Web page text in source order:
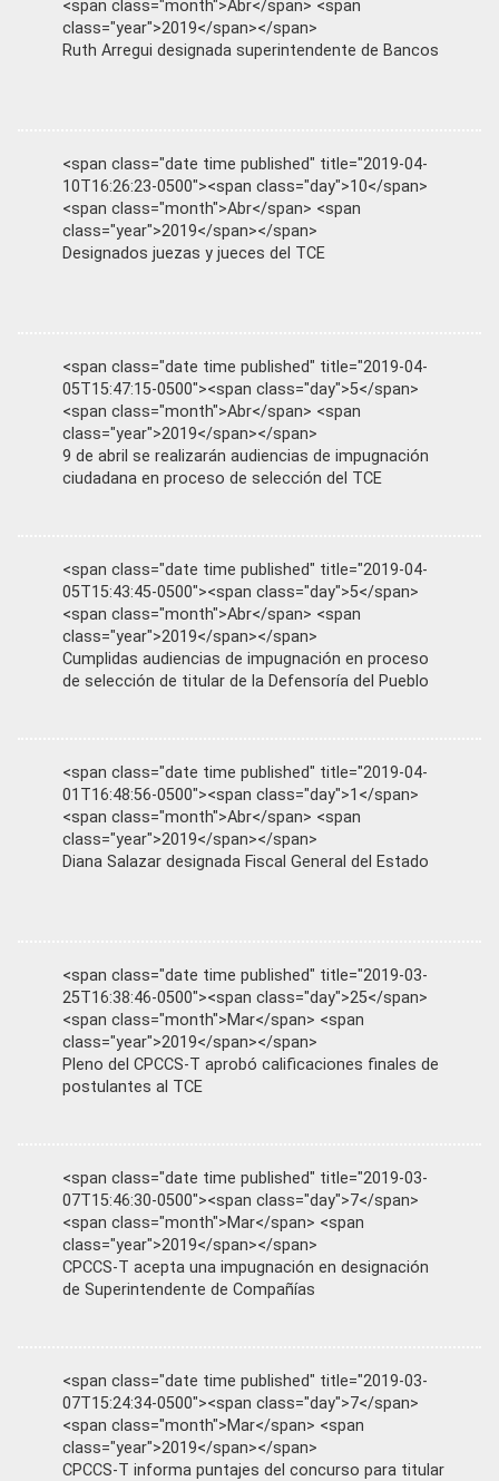
<span class="month">Abr</span> <span
class="year">2019</span></span>
Ruth Arregui designada superintendente de Bancos
<span class="date time published" title="2019-04-
10T16:26:23-0500"><span class="day">10</span>
<span class="month">Abr</span> <span
class="year">2019</span></span>
Designados juezas y jueces del TCE
<span class="date time published" title="2019-04-
05T15:47:15-0500"><span class="day">5</span>
<span class="month">Abr</span> <span
class="year">2019</span></span>
9 de abril se realizarán audiencias de impugnación
ciudadana en proceso de selección del TCE
<span class="date time published" title="2019-04-
05T15:43:45-0500"><span class="day">5</span>
<span class="month">Abr</span> <span
class="year">2019</span></span>
Cumplidas audiencias de impugnación en proceso
de selección de titular de la Defensoría del Pueblo
<span class="date time published" title="2019-04-
01T16:48:56-0500"><span class="day">1</span>
<span class="month">Abr</span> <span
class="year">2019</span></span>
Diana Salazar designada Fiscal General del Estado
<span class="date time published" title="2019-03-
25T16:38:46-0500"><span class="day">25</span>
<span class="month">Mar</span> <span
class="year">2019</span></span>
Pleno del CPCCS-T aprobó calificaciones finales de
postulantes al TCE
<span class="date time published" title="2019-03-
07T15:46:30-0500"><span class="day">7</span>
<span class="month">Mar</span> <span
class="year">2019</span></span>
CPCCS-T acepta una impugnación en designación
de Superintendente de Compañías
<span class="date time published" title="2019-03-
07T15:24:34-0500"><span class="day">7</span>
<span class="month">Mar</span> <span
class="year">2019</span></span>
CPCCS-T informa puntajes del concurso para titular